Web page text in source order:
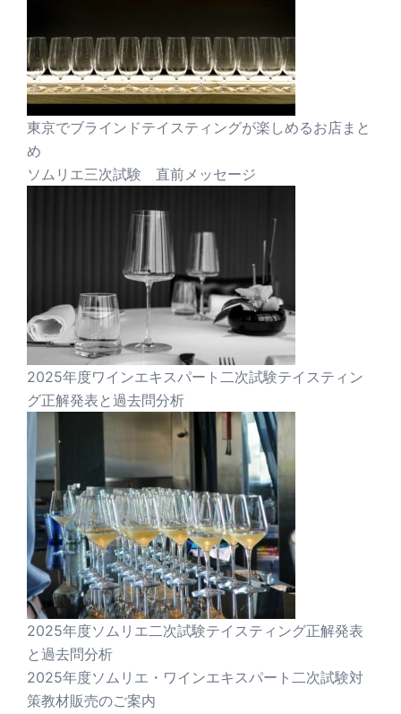
東京でブラインドテイスティングが楽しめるお店まと
め
ソムリエ三次試験 直前メッセージ
2025年度ワインエキスパート二次試験テイスティン
グ正解発表と過去問分析
2025年度ソムリエ二次試験テイスティング正解発表
と過去問分析
2025年度ソムリエ・ワインエキスパート二次試験対
策教材販売のご案内